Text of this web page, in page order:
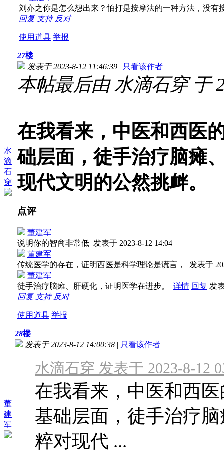
刘亦之你是怎么想出来？怕打是按摩法的一种方法，没
回复 支持 反对
使用道具 举报
水
滴
石
穿
27楼
发表于 2023-8-12 11:46:39 | 只看该作者
本帖最后由 水滴石穿 于
在我看来，中医和西医
础层面，徒手治疗脑瘫
现代文明的公然挑衅。
点评
董建军
说明你的智商非常低 发表于 2023-8-12 14:04
董建军
传统医学的存在，证明西医是科学理论是谎言， 发表于
董建军
徒手治疗脑瘫、肝硬化，证明医学在进步。 详情 回复 发
回复 支持 反对
使用道具 举报
董
建
军
28楼
发表于 2023-8-12 14:00:38 | 只看该作者
水滴石穿 发表于 2023-8-12
在我看来，中医和西
基础层面，徒手治疗
粹对现代 ...